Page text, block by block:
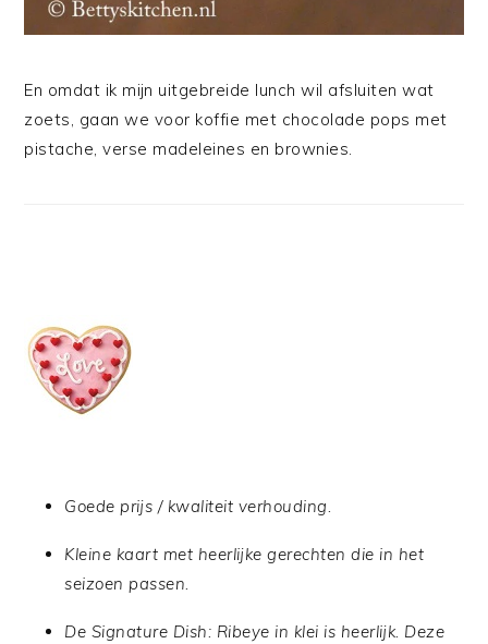
En omdat ik mijn uitgebreide lunch wil afsluiten wat
zoets, gaan we voor koffie met chocolade pops met
pistache, verse madeleines en brownies.
Goede prijs / kwaliteit verhouding.
Kleine kaart met heerlijke gerechten die in het
seizoen passen.
De Signature Dish: Ribeye in klei is heerlijk. Deze